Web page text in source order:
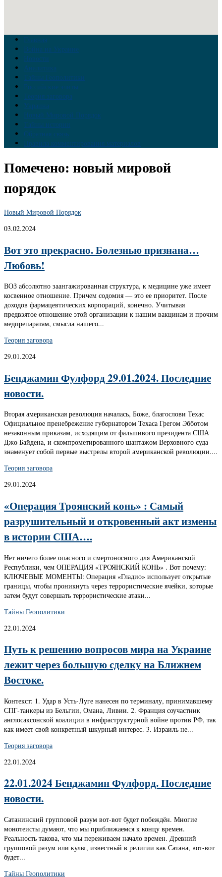
Главная
Война на Украине
Новости
Аналитика
Тайны Геополитики
Российские элиты
Теория заговора
Украина
Новый Мировой Порядок
Тайны истории
Обратная связь
Правила комментирования материалов
Помечено: новый мировой
порядок
Новый Мировой Порядок
03.02.2024
Вот это прекрасно. Болезнью признана…
Любовь!
ВОЗ абсолютно заангажированная структура, к медицине уже имеет
косвенное отношение. Причем содомия — это ее приоритет. После
доходов фармацевтических корпораций, конечно. Учитывая
предвзятое отношение этой организации к нашим вакцинам и прочим
медпрепаратам, смысла нашего...
Теория заговора
29.01.2024
Бенджамин Фулфорд 29.01.2024. Последние
новости.
Вторая американская революция началась, Боже, благослови Техас
Официальное пренебрежение губернатором Техаса Грегом Эбботом
незаконным приказам, исходящим от фальшивого президента США
Джо Байдена, и скомпрометированного шантажом Верховного суда
знаменует собой первые выстрелы второй американской революции....
Теория заговора
29.01.2024
«Операция Троянский конь» : Самый
разрушительный и откровенный акт измены
в истории США….
Нет ничего более опасного и смертоносного для Американской
Республики, чем ОПЕРАЦИЯ «ТРОЯНСКИЙ КОНЬ» . Вот почему:
КЛЮЧЕВЫЕ МОМЕНТЫ: Операция «Гладио» использует открытые
границы, чтобы проникнуть через террористические ячейки, которые
затем будут совершать террористические атаки...
Тайны Геополитики
22.01.2024
Путь к решению вопросов мира на Украине
лежит через большую сделку на Ближнем
Востоке.
Контекст: 1. Удар в Усть-Луге нанесен по терминалу, принимавшему
СПГ-танкеры из Бельгии, Омана, Ливии. 2. Франция соучастник
англосаксонской коалиции в инфраструктурной войне против РФ, так
как имеет свой конкретный шкурный интерес. 3. Израиль не...
Теория заговора
22.01.2024
22.01.2024 Бенджамин Фулфорд. Последние
новости.
Сатанинский групповой разум вот-вот будет побеждён. Многие
монотеисты думают, что мы приближаемся к концу времен.
Реальность такова, что мы переживаем начало времен. Древний
групповой разум или культ, известный в религии как Сатана, вот-вот
будет...
Тайны Геополитики